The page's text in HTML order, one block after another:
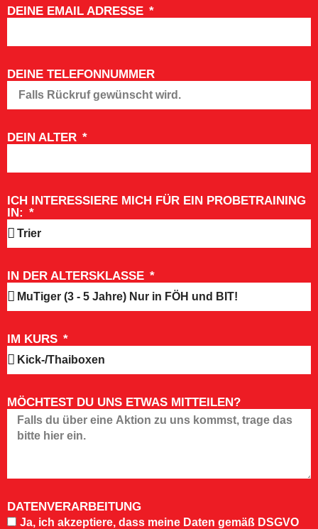
DEINE EMAIL ADRESSE
DEINE TELEFONNUMMER
DEIN ALTER
ICH INTERESSIERE MICH FÜR EIN PROBETRAINING
IN:
IN DER ALTERSKLASSE
IM KURS
MÖCHTEST DU UNS ETWAS MITTEILEN?
DATENVERARBEITUNG
Ja, ich akzeptiere, dass meine Daten gemäß DSGVO